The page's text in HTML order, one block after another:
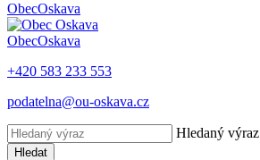
ObecOskava
ObecOskava
+420 583 233 553
podatelna@ou-oskava.cz
Hledaný výraz
Hledat